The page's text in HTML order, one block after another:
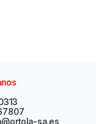
sa.es